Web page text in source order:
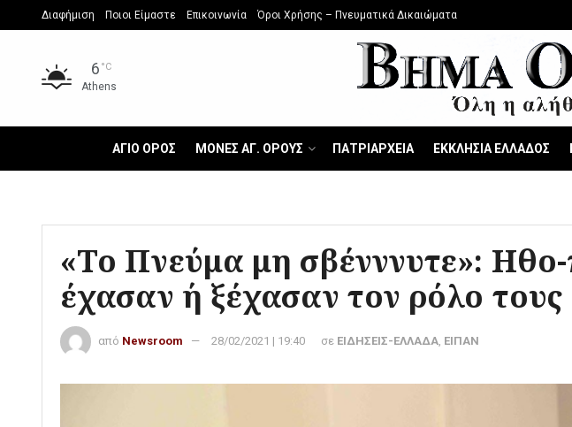
Διαφήμιση Ποιοι Είμαστε Επικοινωνία Όροι Χρήσης – Πνευματικά Δικαιώματα
6 °C
Athens
ΑΓΙΟ ΟΡΟΣ ΜΟΝΕΣ ΑΓ. ΟΡΟΥΣ ΠΑΤΡΙΑΡΧΕΙΑ ΕΚΚΛΗΣΙΑ ΕΛΛΑΔΟΣ
«Το Πνεύμα μη σβένννυτε»: Ηθο-
έχασαν ή ξέχασαν τον ρόλο τους
από Newsroom 28/02/2021 | 19:40 σε ΕΙΔΗΣΕΙΣ-ΕΛΛΑΔΑ ΕΙΠΑΝ